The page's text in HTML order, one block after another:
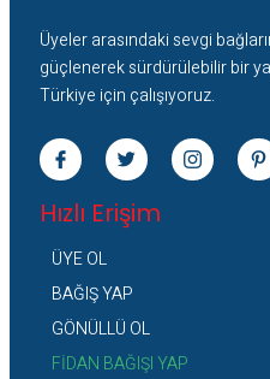
Üyeler arasındaki sevgi
güçlenerek sürdürülebilir bir
Türkiye için çalışıyoruz.
Hızlı Erişim
ÜYE OL
BAĞIŞ YAP
GÖNÜLLÜ OL
FİDAN BAĞIŞI YAP